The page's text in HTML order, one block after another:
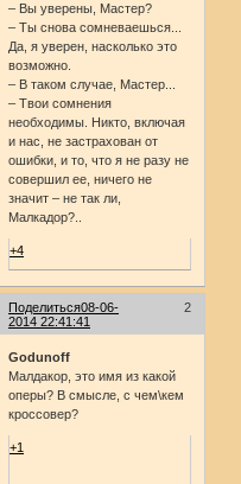
– Вы уверены, Мастер?
– Ты снова сомневаешься...
Да, я уверен, насколько это
возможно.
– В таком случае, Мастер...
– Твои сомнения
необходимы. Никто, включая
и нас, не застрахован от
ошибки, и то, что я не разу не
совершил ее, ничего не
значит – не так ли,
Малкадор?..
+4
Поделиться 2
08-06-
2014 22:41:41
Godunoff
Малдакор, это имя из какой
оперы? В смысле, с чем\кем
кроссовер?
+1